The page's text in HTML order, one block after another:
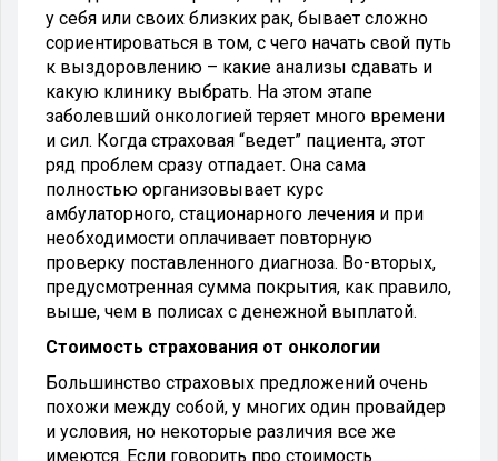
у себя или своих близких рак, бывает сложно
сориентироваться в том, с чего начать свой путь
к выздоровлению – какие анализы сдавать и
какую клинику выбрать. На этом этапе
заболевший онкологией теряет много времени
и сил. Когда страховая “ведет” пациента, этот
ряд проблем сразу отпадает. Она сама
полностью организовывает курс
амбулаторного, стационарного лечения и при
необходимости оплачивает повторную
проверку поставленного диагноза. Во-вторых,
предусмотренная сумма покрытия, как правило,
выше, чем в полисах с денежной выплатой.
Стоимость страхования от онкологии
Большинство страховых предложений очень
похожи между собой, у многих один провайдер
и условия, но некоторые различия все же
имеются. Если говорить про стоимость